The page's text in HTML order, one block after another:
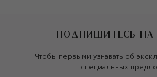
ПОДПИШИТЕСЬ НА
Чтобы первыми узнавать об
специальных